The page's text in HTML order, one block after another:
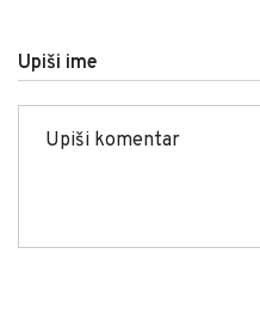
Upiši ime